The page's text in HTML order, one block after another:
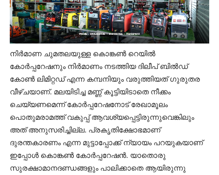
നിർമാണ ചുമതലയുള്ള കൊങ്കൺ റെയിൽ
കോർപ്പറേഷനും നിർമാണം നടത്തിയ ദിലീപ് ബിൽഡ്
കോൺ ലിമിറ്റഡ് എന്ന കമ്പനിയും വരുത്തിയത് ഗുരുതര
വീഴ്ചയാണ്. മലയിടിച്ച മണ്ണ് കൂട്ടിയിടാതെ നീക്കം
ചെയ്യണമെന്ന് കോർപ്പറേഷനോട് രേഖാമൂലം
പൊതുമരാമത്ത് വകുപ്പ് ആവശ്യപ്പെട്ടിരുന്നുവെങ്കിലും
അത് അനുസരിച്ചില്ല. പ്രകൃതിക്ഷോഭമാണ്
ദുരന്തകാരണം എന്ന മുട്ടാപ്പോക്ക് ന്യായം പറയുകയാണ്
ഇപ്പോൾ കൊങ്കൺ കോർപ്പറേഷൻ. യാതൊരു
സുരക്ഷാമാനദണ്ഡങ്ങളും പാലിക്കാതെ ആയിരുന്നു